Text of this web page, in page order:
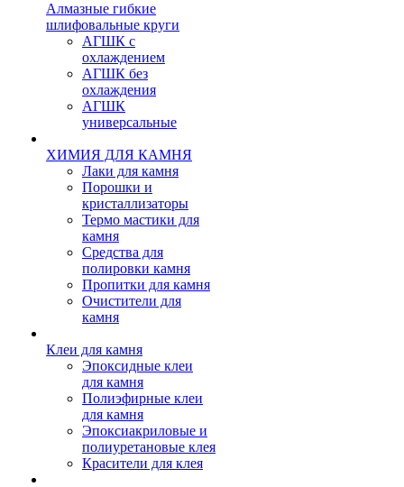
Алмазные гибкие
шлифовальные круги
АГШК с
охлаждением
АГШК без
охлаждения
АГШК
универсальные
ХИМИЯ ДЛЯ КАМНЯ
Лаки для камня
Порошки и
кристаллизаторы
Термо мастики для
камня
Средства для
полировки камня
Пропитки для камня
Очистители для
камня
Клеи для камня
Эпоксидные клеи
для камня
Полиэфирные клеи
для камня
Эпоксиакриловые и
полиуретановые клея
Красители для клея